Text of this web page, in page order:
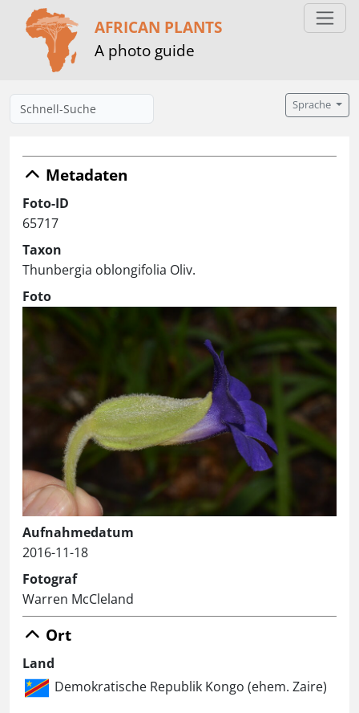
AFRICAN PLANTS
A photo guide
Sprache
Metadaten
Foto-ID
65717
Taxon
Thunbergia oblongifolia Oliv.
Foto
Aufnahmedatum
2016-11-18
Fotograf
Warren McCleland
Ort
Land
Demokratische Republik Kongo (ehem. Zaire)